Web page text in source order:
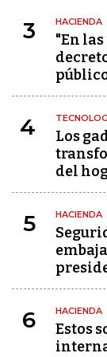
3 HACIENDA
"En
4
Los
del
5 HACIENDA
6 HACIENDA
Estos